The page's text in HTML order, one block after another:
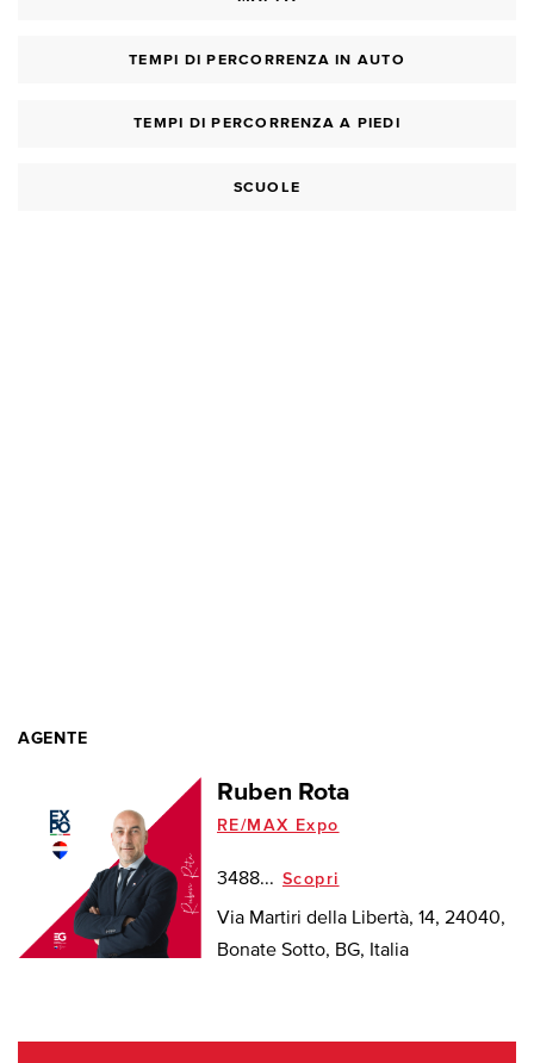
TEMPI DI PERCORRENZA IN AUTO
TEMPI DI PERCORRENZA A PIEDI
SCUOLE
AGENTE
Ruben Rota
RE/MAX Expo
3488... Scopri
Via Martiri della Libertà, 14, 24040,
Bonate Sotto, BG, Italia